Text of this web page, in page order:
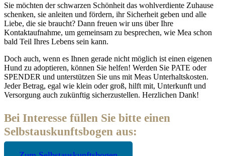
Sie möchten der schwarzen Schönheit das wohlverdiente Zuhause
schenken, sie anleiten und fördern, ihr Sicherheit geben und alle
Liebe, die sie braucht? Dann freuen wir uns über Ihre
Kontaktaufnahme, um gemeinsam zu besprechen, wie Mea schon
bald Teil Ihres Lebens sein kann.
Doch auch, wenn es Ihnen gerade nicht möglich ist einen eigenen
Hund zu adoptieren, können Sie helfen! Werden Sie PATE oder
SPENDER und unterstützen Sie uns mit Meas Unterhaltskosten.
Jeder Betrag, egal wie klein oder groß, hilft mit, Unterkunft und
Versorgung auch zukünftig sicherzustellen. Herzlichen Dank!
Bei Interesse füllen Sie bitte einen
Selbstauskunftsbogen aus: